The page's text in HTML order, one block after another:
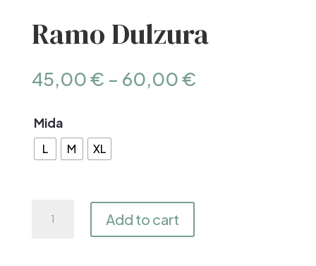
Ramo Dulzura
45,00€ – 60,00€
Mida
L M XL
Add to cart